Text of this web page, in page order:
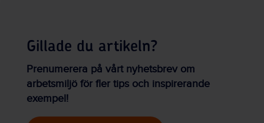
Gillade du artikeln?
Prenumerera på vårt nyhetsbrev om
arbetsmiljö för fler tips och inspirerande
exempel!